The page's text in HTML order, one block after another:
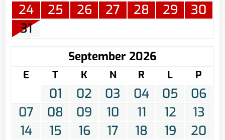
24
25 26 27 28 29
30
31
September 2026
E T K N R L P
01 02 03 04 05
06
07
08 09 10 11 12
13
14
15 16 17 18 19
20